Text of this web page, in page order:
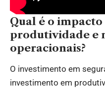
Qual é o
produtividade e
operacionais?
O investimento em
investimento em